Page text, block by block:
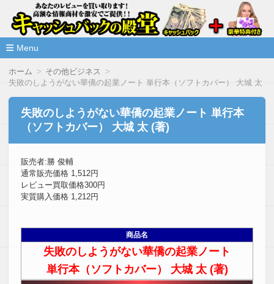
情報商材激安サイト・キャッシ
ュバックの殿堂
高額な情報商材をレビューを買い取ることで激安で購入できま
Menu
ホーム
その他ビジネス
失敗のしようがない華僑の起業ノート 単行本（ソフトカバー） 大城 太 (
失敗のしようがない華僑の起業ノート 単行本
（ソフトカバー） 大城 太 (著)
販売者:勝 俊輔
通常販売価格 1,512円
レビュー買取価格300円
実質購入価格 1,212円
商品名
失敗のしようがない華僑の起業ノート
単行本（ソフトカバー） 大城 太 (著)